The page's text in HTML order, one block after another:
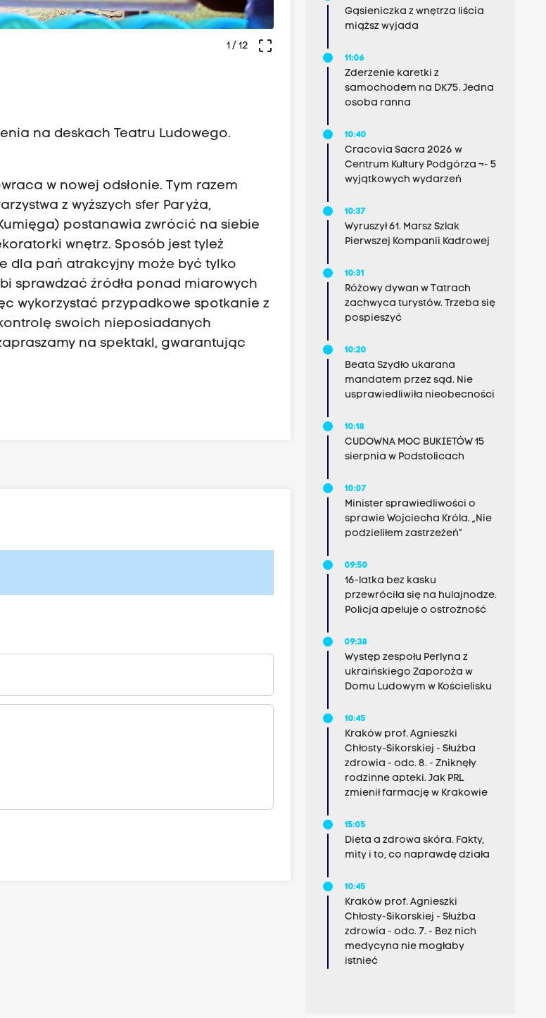
crop_free
1/ 12
na deskach Teatru Ludowego.
w nowej odsłonie. Tym razem
z wyższych sfer Paryża,
postanawia zwrócić na siebie
wnętrz. Sposób jest tyleż
dla pań atrakcyjny może być tylko
sprawdzać źródła ponad miarowych
wykorzystać przypadkowe spotkanie z
swoich nieposiadanych
na spektakl, gwarantując
Gąsieniczka z wnętrza liścia
miąższ wyjada
11:06
Zderzenie karetki z
samochodem na DK75. Jedna
osoba ranna
10:40
Cracovia Sacra 2026 w
Centrum Kultury Podgórza ¬- 5
wyjątkowych wydarzeń
10:37
Wyruszył 61. Marsz Szlak
Pierwszej Kompanii Kadrowej
10:31
Różowy dywan w Tatrach
zachwyca turystów. Trzeba się
pospieszyć
10:20
Beata Szydło ukarana
mandatem przez sąd. Nie
usprawiedliwiła nieobecności
10:18
CUDOWNA MOC BUKIETÓW 15
sierpnia w Podstolicach
10:07
Minister sprawiedliwości o
sprawie Wojciecha Króla. „Nie
podzieliłem zastrzeżeń”
09:50
16-latka bez kasku
przewróciła się na hulajnodze.
Policja apeluje o ostrożność
09:38
Występ zespołu Perlyna z
ukraińskiego Zaporoża w
Domu Ludowym w Kościelisku
10:45
Kraków prof. Agnieszki
Chłosty-Sikorskiej - Służba
zdrowia - odc. 8. - Zniknęły
rodzinne apteki. Jak PRL
zmienił farmację w Krakowie
15:05
Dieta a zdrowa skóra. Fakty,
mity i to, co naprawdę działa
10:45
Kraków prof. Agnieszki
Chłosty-Sikorskiej - Służba
zdrowia - odc. 7. - Bez nich
medycyna nie mogłaby
istnieć